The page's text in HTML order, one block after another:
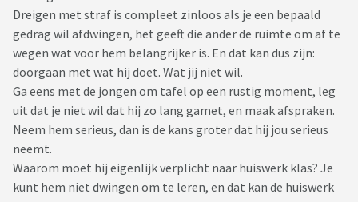
Dreigen met straf is compleet zinloos als je een bepaald
gedrag wil afdwingen, het geeft die ander de ruimte om af te
wegen wat voor hem belangrijker is. En dat kan dus zijn:
doorgaan met wat hij doet. Wat jij niet wil.
Ga eens met de jongen om tafel op een rustig moment, leg
uit dat je niet wil dat hij zo lang gamet, en maak afspraken.
Neem hem serieus, dan is de kans groter dat hij jou serieus
neemt.
Waarom moet hij eigenlijk verplicht naar huiswerk klas? Je
kunt hem niet dwingen om te leren, en dat kan de huiswerk